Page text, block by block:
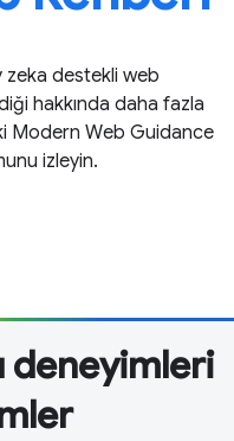
zeka destekli web
hakkında daha fazla
Modern Web Guidance
izleyin.
deneyimleri